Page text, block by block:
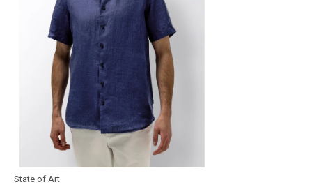
State of Art